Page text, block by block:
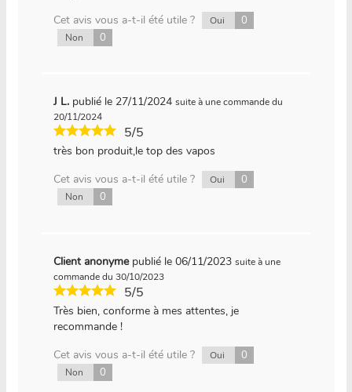
Cet avis vous a-t-il été utile ?
Oui 0
Non 0
J L. publié le 27/11/2024 suite à une commande du
20/11/2024
5/5
très bon produit,le top des vapos
Cet avis vous a-t-il été utile ?
Oui 0
Non 0
Client anonyme publié le 06/11/2023 suite à une
commande du 30/10/2023
5/5
Très bien, conforme à mes attentes, je
recommande !
Cet avis vous a-t-il été utile ?
Oui 0
Non 0